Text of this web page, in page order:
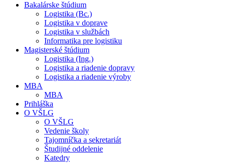
Bakalárske štúdium
Logistika (Bc.)
Logistika v doprave
Logistika v službách
Informatika pre logistiku
Magisterské štúdium
Logistika (Ing.)
Logistika a riadenie dopravy
Logistika a riadenie výroby
MBA
MBA
Prihláška
O VŠLG
O VŠLG
Vedenie školy
Tajomníčka a sekretariát
Študijné oddelenie
Katedry